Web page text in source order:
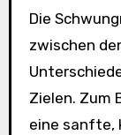
Die
zwischen
Zielen. Zum
eine sanfte,